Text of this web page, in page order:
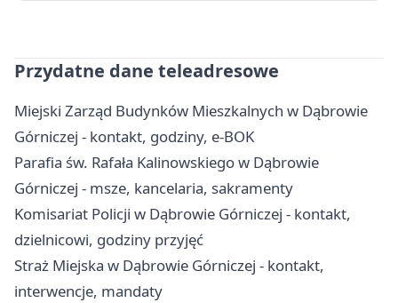
Przydatne dane teleadresowe
Miejski Zarząd Budynków Mieszkalnych w Dąbrowie
Górniczej - kontakt, godziny, e-BOK
Parafia św. Rafała Kalinowskiego w Dąbrowie
Górniczej - msze, kancelaria, sakramenty
Komisariat Policji w Dąbrowie Górniczej - kontakt,
dzielnicowi, godziny przyjęć
Straż Miejska w Dąbrowie Górniczej - kontakt,
interwencje, mandaty